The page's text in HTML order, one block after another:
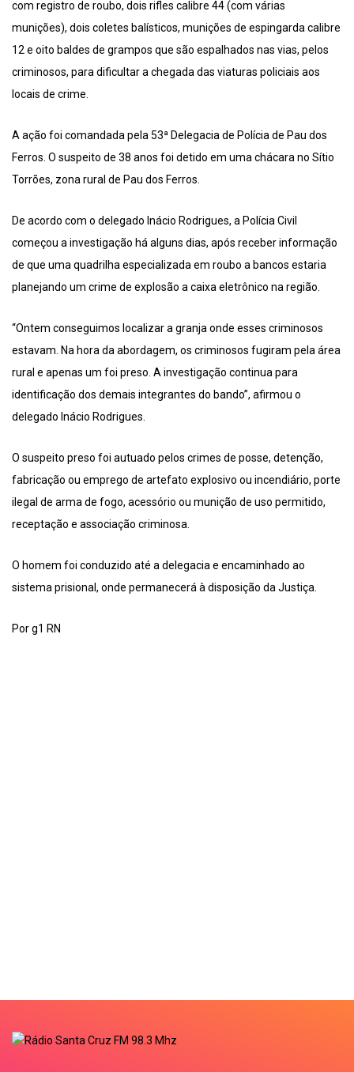
com registro de roubo, dois rifles calibre 44 (com várias
munições), dois coletes balísticos, munições de espingarda calibre
12 e oito baldes de grampos que são espalhados nas vias, pelos
criminosos, para dificultar a chegada das viaturas policiais aos
locais de crime.
A ação foi comandada pela 53ª Delegacia de Polícia de Pau dos
Ferros. O suspeito de 38 anos foi detido em uma chácara no Sítio
Torrões, zona rural de Pau dos Ferros.
De acordo com o delegado Inácio Rodrigues, a Polícia Civil
começou a investigação há alguns dias, após receber informação
de que uma quadrilha especializada em roubo a bancos estaria
planejando um crime de explosão a caixa eletrônico na região.
“Ontem conseguimos localizar a granja onde esses criminosos
estavam. Na hora da abordagem, os criminosos fugiram pela área
rural e apenas um foi preso. A investigação continua para
identificação dos demais integrantes do bando”, afirmou o
delegado Inácio Rodrigues.
O suspeito preso foi autuado pelos crimes de posse, detenção,
fabricação ou emprego de artefato explosivo ou incendiário, porte
ilegal de arma de fogo, acessório ou munição de uso permitido,
receptação e associação criminosa.
O homem foi conduzido até a delegacia e encaminhado ao
sistema prisional, onde permanecerá à disposição da Justiça.
Por g1 RN